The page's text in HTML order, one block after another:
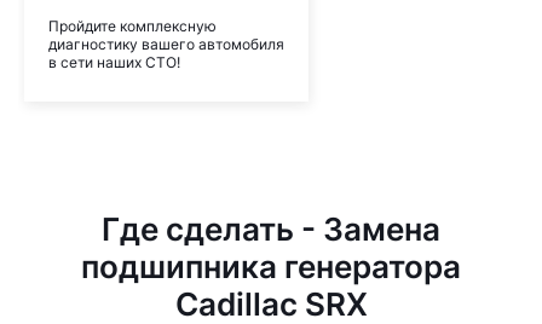
Пройдите комплексную
диагностику вашего автомобиля
в сети наших СТО!
Где сделать - Замена
подшипника генератора
Cadillac SRX